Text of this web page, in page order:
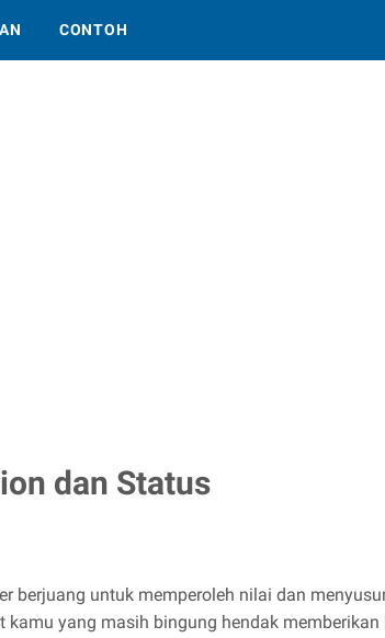
CONTOH
dan Status
berjuang untuk memperoleh nilai dan
yang masih bingung hendak